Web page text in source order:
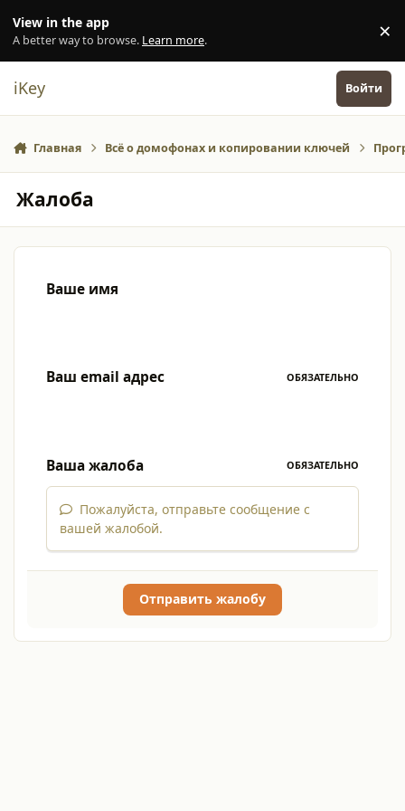
View in the app
A better way to browse. Learn more. ×
iKey Войти
Главная Всё о домофонах и копировании ключей
Жалоба
Ваше имя
Ваш email адрес ОБЯЗАТЕЛЬНО
Ваша жалоба ОБЯЗАТЕЛЬНО
Пожалуйста, отправьте сообщение с
вашей жалобой.
Отправить жалобу